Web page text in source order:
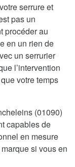
serrure et
pas un
procéder au
en un rien de
un serrurier
l’intervention
votre temps
(01090)
capables de
en mesure
si vous en